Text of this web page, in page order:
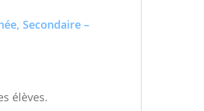
Secondaire –
élèves.